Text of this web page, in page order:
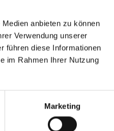
anbieten zu können
Verwendung unserer
führen diese Informationen
im Rahmen Ihrer Nutzung
Marketing